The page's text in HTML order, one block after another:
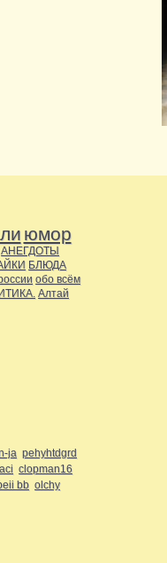
юмор
АНЕГДОТЫ
БЛЮДА
обо всём
Алтай
ja pehyhtdgrd
clopman16
bb olchy